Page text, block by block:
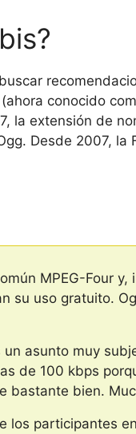
conocido
la extensión de
Desde 2007,
MPEG-Four
su uso gratuito.
asunto muy
de 100 kbps
bastante bien.
los participantes